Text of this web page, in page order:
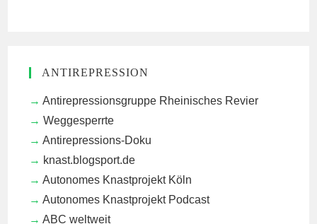
ANTIREPRESSION
Antirepressionsgruppe Rheinisches Revier
Weggesperrte
Antirepressions-Doku
knast.blogsport.de
Autonomes Knastprojekt Köln
Autonomes Knastprojekt Podcast
ABC weltweit